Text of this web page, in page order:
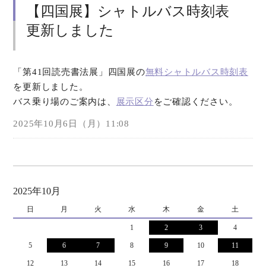
【四国展】シャトルバス時刻表
更新しました
「第41回読売書法展」四国展の無料シャトルバス時刻表
を更新しました。
バス乗り場のご案内は、
展示区分 をご確認ください。
2025年10月6日（月）11:08
2025年10月
日 月 火 水 木 金 土
1 2 3 4
5 6 7 8 9 10 11
12 13 14 15 16 17 18
関連書道展
書道教室検索
デジタルアーカイブ
オンラインショップ
お問い合わせ